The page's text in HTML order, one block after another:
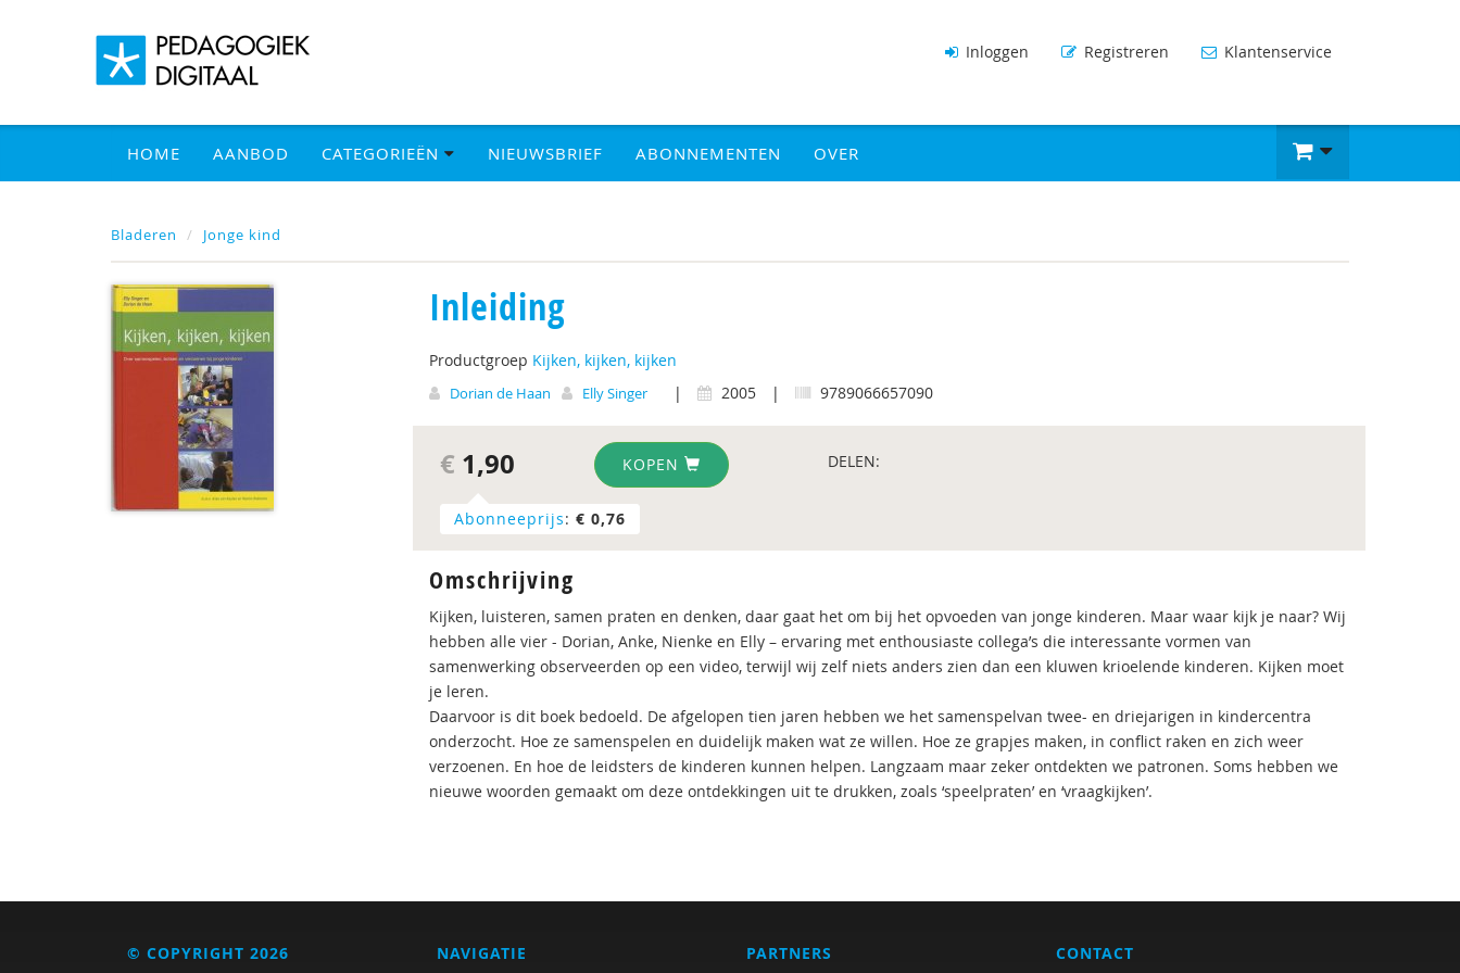
Inloggen Registreren Klantenservice
HOME AANBOD CATEGORIEËN NIEUWSBRIEF ABONNEMENTEN OVER
Bladeren Jonge kind
Inleiding
Productgroep Kijken, kijken, kijken
Dorian de Haan Elly Singer | 2005 | 9789066657090
€ 1,90 KOPEN DELEN:
Abonneeprijs: € 0,76
Omschrijving
Kijken, luisteren, samen praten en denken, daar gaat het om bij het opvoeden van jonge kinderen. Maar waar kijk je naar? Wij
hebben alle vier - Dorian, Anke, Nienke en Elly – ervaring met enthousiaste collega’s die interessante vormen van
samenwerking observeerden op een video, terwijl wij zelf niets anders zien dan een kluwen krioelende kinderen. Kijken moet
je leren.
Daarvoor is dit boek bedoeld. De afgelopen tien jaren hebben we het samenspelvan twee- en driejarigen in kindercentra
onderzocht. Hoe ze samenspelen en duidelijk maken wat ze willen. Hoe ze grapjes maken, in conflict raken en zich weer
verzoenen. En hoe de leidsters de kinderen kunnen helpen. Langzaam maar zeker ontdekten we patronen. Soms hebben we
nieuwe woorden gemaakt om deze ontdekkingen uit te drukken, zoals ‘speelpraten’ en ‘vraagkijken’.
© COPYRIGHT 2026 NAVIGATIE PARTNERS CONTACT